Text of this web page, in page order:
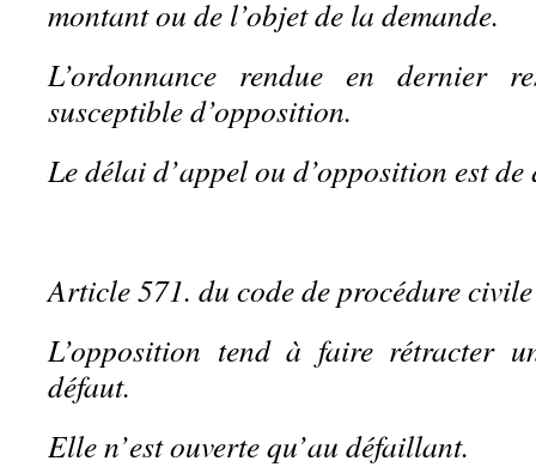
montant ou de l’objet de la demande.
L’ordonnance rendue en dernier
susceptible d’opposition.
Le délai d’appel ou d’opposition est
Article 571. du code de procédure civile
L’opposition tend à faire rétracter
défaut.
Elle n’est ouverte qu’au défaillant.